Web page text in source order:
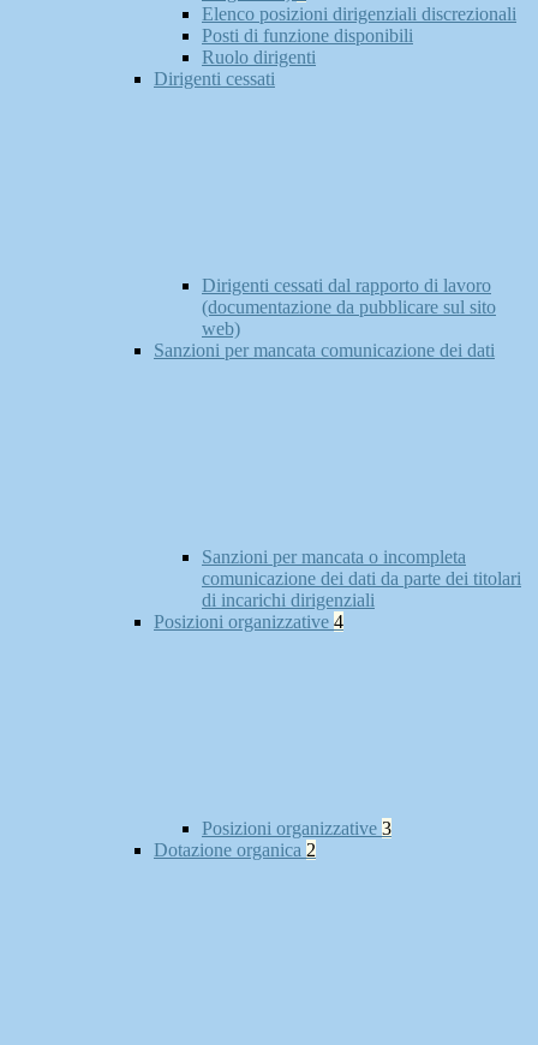
Elenco posizioni dirigenziali discrezionali
Posti di funzione disponibili
Ruolo dirigenti
Dirigenti cessati
Dirigenti cessati dal rapporto di lavoro
(documentazione da pubblicare sul sito
web)
Sanzioni per mancata comunicazione dei dati
Sanzioni per mancata o incompleta
comunicazione dei dati da parte dei titolari
di incarichi dirigenziali
Posizioni organizzative 4
Posizioni organizzative 3
Dotazione organica 2